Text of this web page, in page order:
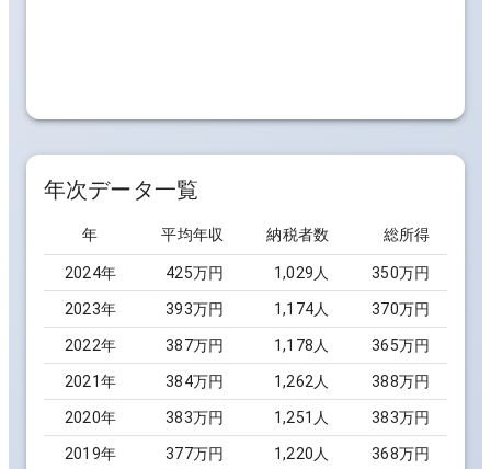
年次データ一覧
年 平均年収 納税者数 総所得
2024年 425万円 1,029 人 350万円
2023年 393万円 1,174人 370万円
2022年 387万円 1,178 人 365万円
2021年 384万円 1,262 人 388万円
2020年 383万円 1,251 人 383万円
2019年 377万円 1,220 人 368万円